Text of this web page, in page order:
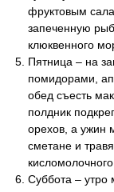
фруктовым
запеченную
клюквенного
Пятница – на
помидорами,
обед съесть
полдник
орехов, а ужин
сметане и
кисломолочного
Суббота – утро